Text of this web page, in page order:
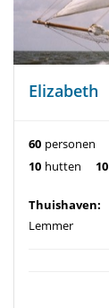
Elizabeth
60 personen
10 hutten 10
Thuishaven:
Lemmer